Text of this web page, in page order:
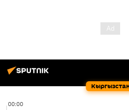
00:00